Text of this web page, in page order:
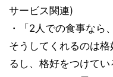
サービス関連)
・「2人での食事なら
そうしてくれるのは
るし、格好をつけて